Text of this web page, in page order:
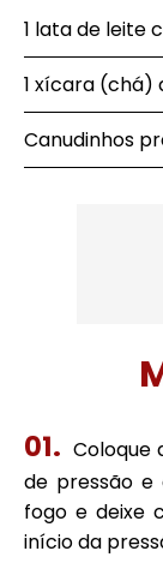
1 lata de leite
1 xícara (chá)
Canudinhos
Coloque
de pressão e
fogo e deixe
início da